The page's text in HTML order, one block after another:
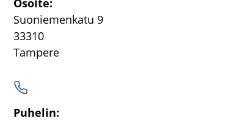
Osoi­te:
Suo­nie­men­ka­tu 9
33310
Tam­pe­re
Pu­he­lin: